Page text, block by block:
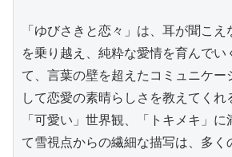
「ゆびさきと恋々」は、耳が聞こ
を乗り越え、純粋な愛情を育んでい
て、言葉の壁を超えたコミュニケー
して恋愛の素晴らしさを教えてくれ
「可愛い」世界観、「トキメキ」
て雪視点からの繊細な描写は、多く